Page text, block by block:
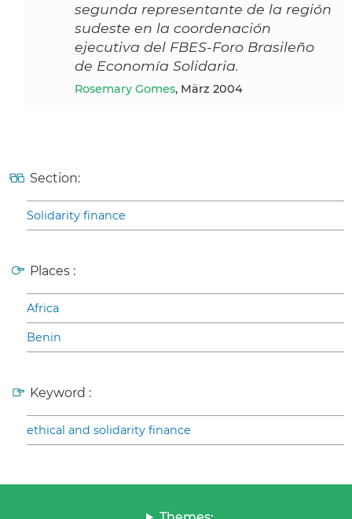
segunda representante de la región
sudeste en la coordenación
ejecutiva del FBES-Foro Brasileño
de Economía Solidaria.
Rosemary Gomes, März 2004
Section:
Solidarity finance
Places :
Africa
Benin
Keyword :
ethical and solidarity finance